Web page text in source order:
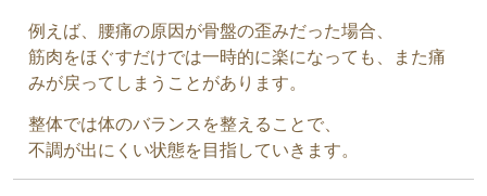
例えば、腰痛の原因が骨盤の歪みだった場合、
筋肉をほぐすだけでは一時的に楽になっても、また痛
みが戻ってしまうことがあります。
整体では体のバランスを整えることで、
不調が出にくい状態を目指していきます。